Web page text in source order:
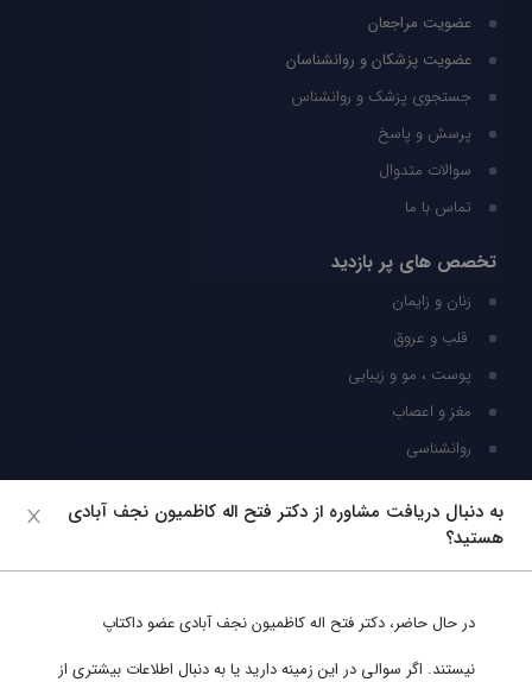
عضویت مراجعان
عضویت پزشکان و روانشناسان
جستجوی پزشک و روانشناس
پرسش و پاسخ
سوالات متدوال
تماس با ما
تخصص های پر بازدید
زنان و زایمان
قلب و عروق
پوست ، مو و زیبایی
مغز و اعصاب
روانشناسی
شبکه های اجتماعی
ما را در شبکه های اجتماعی دنبال کنید
به دنبال دریافت مشاوره از دکتر فتح اله کاظمیون نجف آبادی
هستید؟
در حال حاضر، دکتر فتح اله کاظمیون نجف آبادیعضو داکتاپ
نیستند. اگر سوالی در این زمینه دارید یا به دنبال اطلاعات بیشتری از